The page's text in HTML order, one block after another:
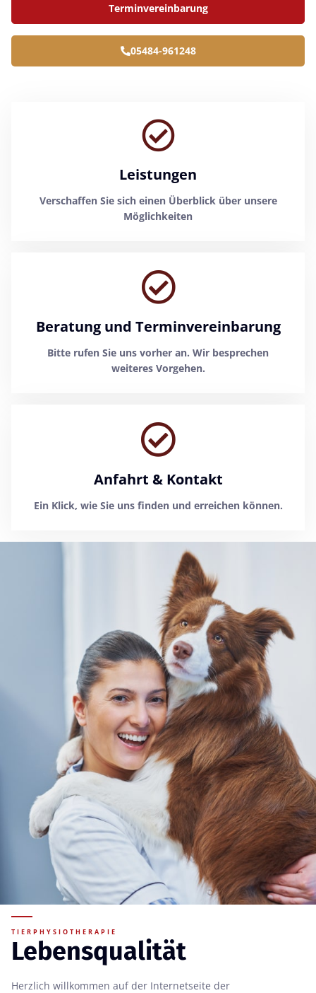
Terminvereinbarung
05484-961248
Leistungen
Verschaffen Sie sich einen Überblick über unsere
Möglichkeiten
Beratung und Terminvereinbarung
Bitte rufen Sie uns vorher an. Wir besprechen
weiteres Vorgehen.
Anfahrt & Kontakt
Ein Klick, wie Sie uns finden und erreichen können.
TIERPHYSIOTHERAPIE
Lebensqualität
Herzlich willkommen auf der Internetseite der